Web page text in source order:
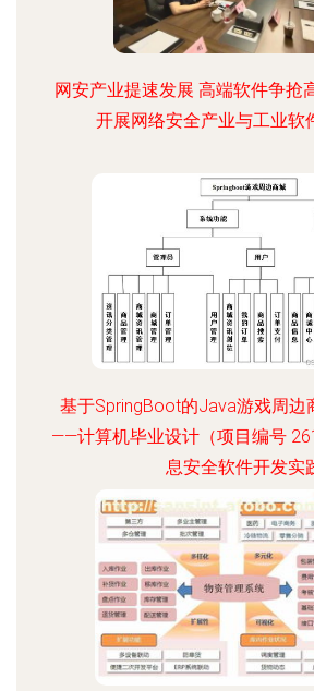
网安产业提速发展 高端软件争抢
开展网络安全产业与工业软
基于SpringBoot的Java游戏周边
——计算机毕业设计（项目编号
息安全软件开发实